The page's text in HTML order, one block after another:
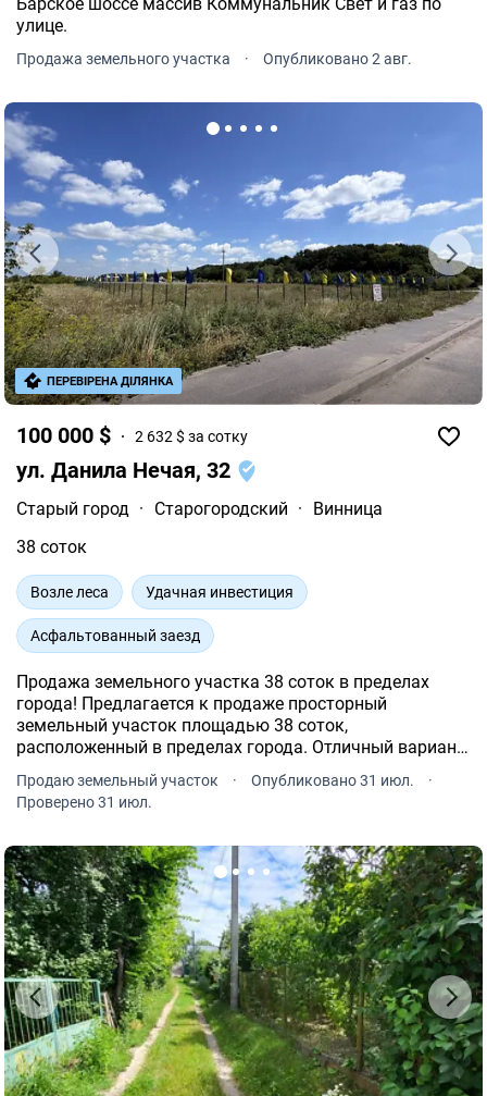
Барское шоссе массив Коммунальник Свет и газ по
улице.
Продажа земельного участка · Опубликовано 2 авг.
100 000 $ 2 632 $ за сотку
ул. Данила Нечая, 32
Старый город · Старогородский ·
Винница
38 соток
Возле леса Удачная инвестиция
Асфальтованный заезд
Продажа земельного участка 38 соток в пределах
города! Предлагается к продаже просторный
земельный участок площадью 38 соток,
расположенный в пределах города. Отличный вариант
для тех, кто ищет перспективную инвестицию или
место для строительства.
Продаю земельный участок · Опубликовано 31 июл.
·
Проверено 31 июл.
ПЕРЕВІРЕНА ДІЛЯНКА